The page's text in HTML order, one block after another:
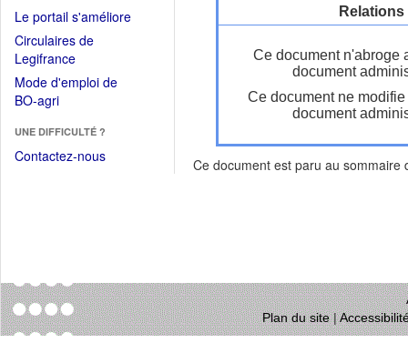
Le portail s'améliore(Fichier
Circulaires de
Legifrance(Ouvrir
dans
une
fenêtre)
Mode d'emploi de
BO-agri(Ouvrir
une
nouvelle
UNE DIFFICULTÉ ?
Contactez-nous
Ce document n'abroge
document
Ce document ne
document
Ce document est paru au sommaire
Plan du site|